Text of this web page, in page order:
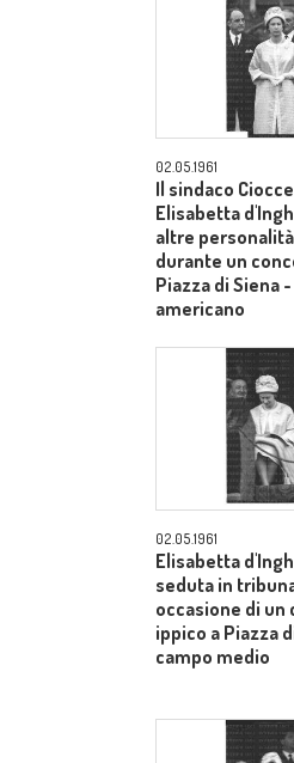
02.05.1961
Il sindaco
Elisabetta
altre
durante un
Piazza di Siena
americano
02.05.1961
Elisabetta
seduta in
occasione di un
ippico a Piazza
campo medio